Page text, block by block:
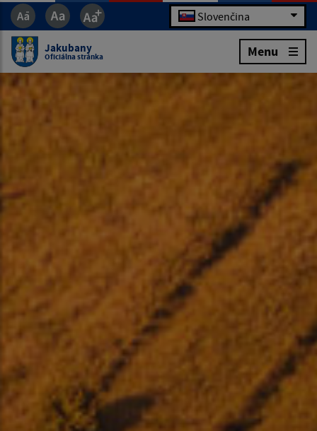
Slovenčina
Jakubany
Oficiálna stránka Menu